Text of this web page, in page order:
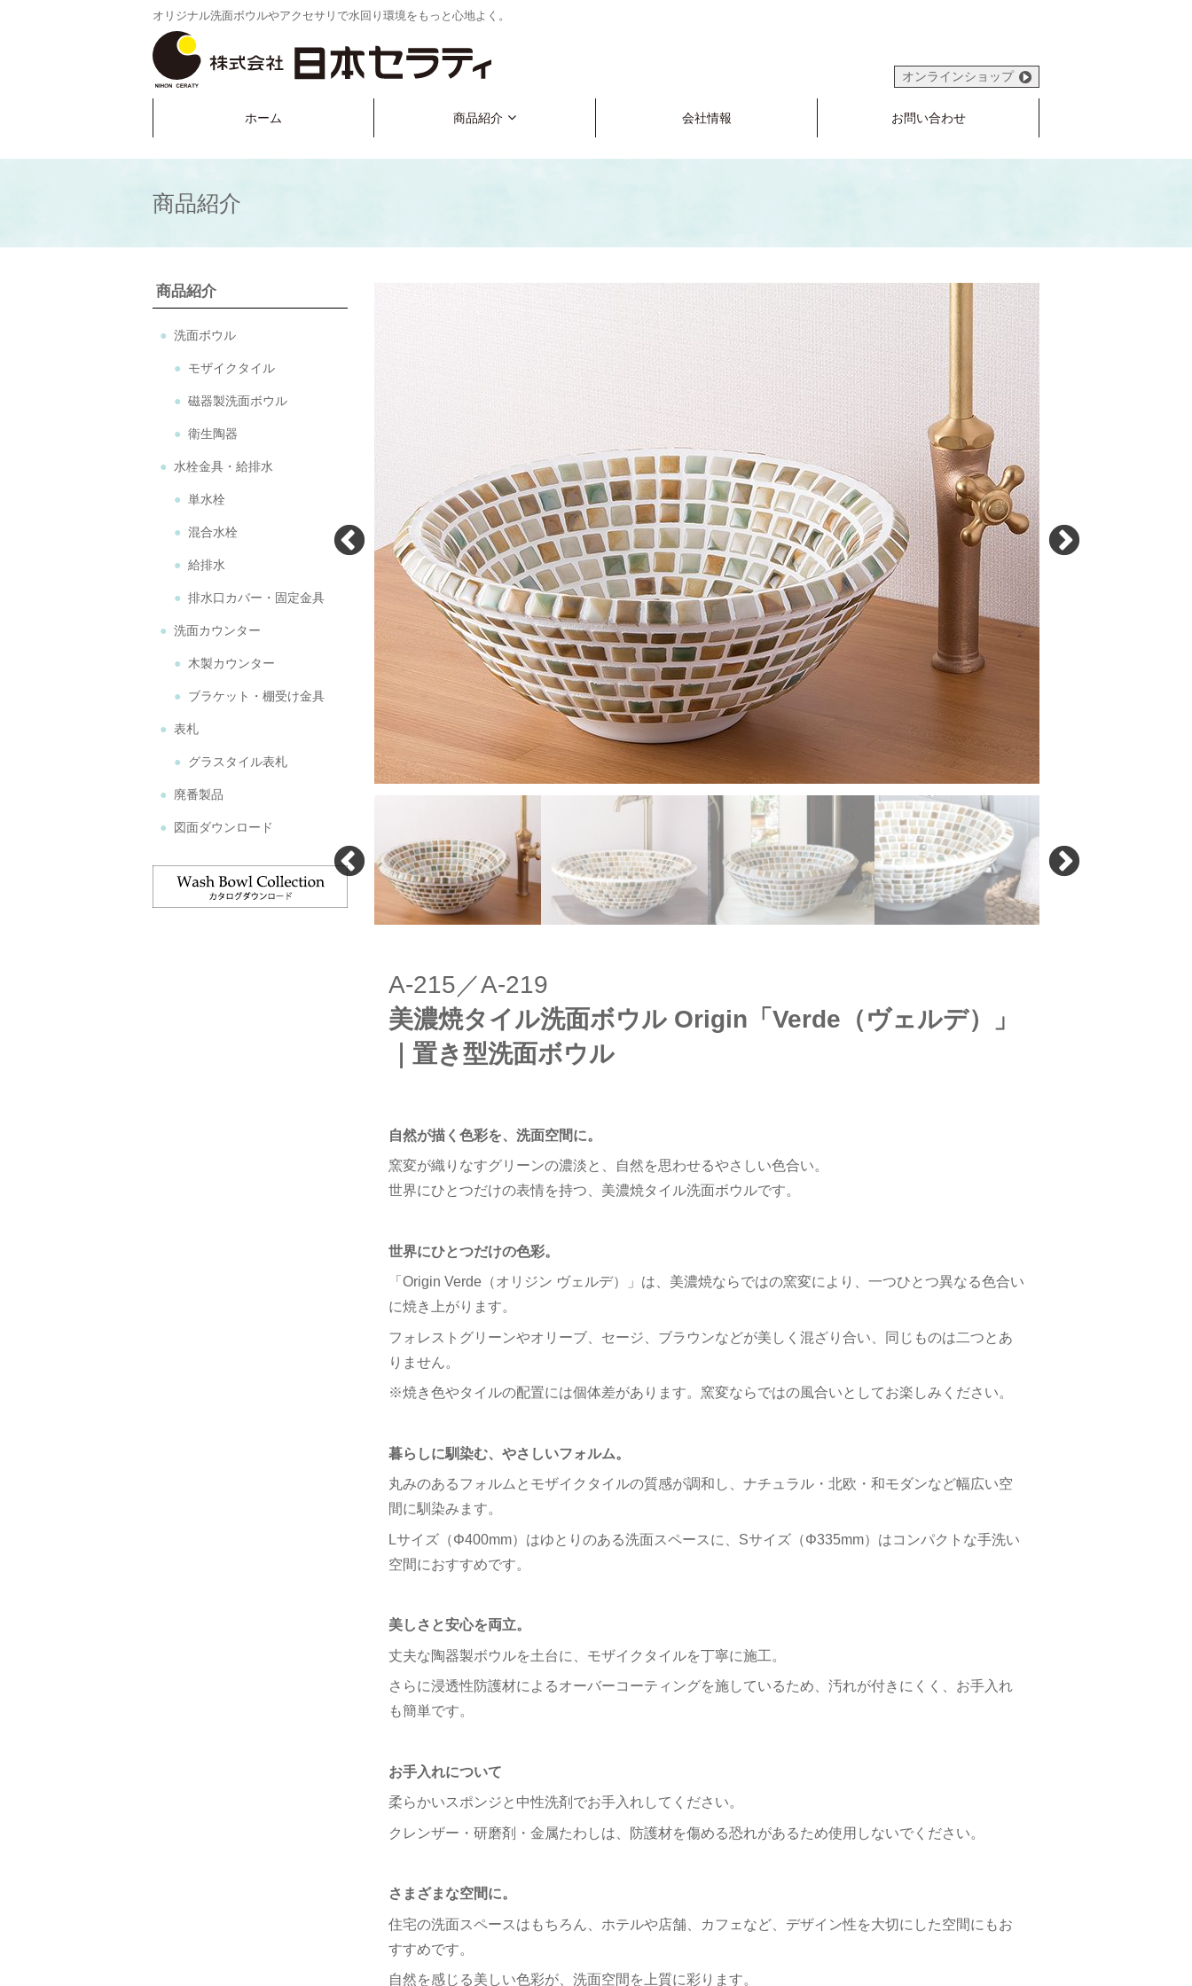
オリジナル洗面ボウルやアクセサリで水回り環境をもっと心地よく。
オンラインショップ
ホーム 商品紹介 会社情報 お問い合わせ
商品紹介
商品紹介
洗面ボウル
モザイクタイル
磁器製洗面ボウル
衛生陶器
水栓金具・給排水
単水栓
混合水栓
給排水
排水口カバー・固定金具
洗面カウンター
木製カウンター
ブラケット・棚受け金具
表札
グラスタイル表札
廃番製品
図面ダウンロード
A-215／A-219
美濃焼タイル洗面ボウル Origin「Verde（ヴェルデ）」
｜置き型洗面ボウル
自然が描く色彩を、洗面空間に。
窯変が織りなすグリーンの濃淡と、自然を思わせるやさしい色合い。
世界にひとつだけの表情を持つ、美濃焼タイル洗面ボウルです。
世界にひとつだけの色彩。
「Origin Verde（オリジン ヴェルデ）」は、美濃焼ならではの窯変により、一つひとつ異なる色合い
に焼き上がります。
フォレストグリーンやオリーブ、セージ、ブラウンなどが美しく混ざり合い、同じものは二つとあ
りません。
※焼き色やタイルの配置には個体差があります。窯変ならではの風合いとしてお楽しみください。
暮らしに馴染む、やさしいフォルム。
丸みのあるフォルムとモザイクタイルの質感が調和し、ナチュラル・北欧・和モダンなど幅広い空
間に馴染みます。
Lサイズ（Φ400mm）はゆとりのある洗面スペースに、Sサイズ（Φ335mm）はコンパクトな手洗い
空間におすすめです。
美しさと安心を両立。
丈夫な陶器製ボウルを土台に、モザイクタイルを丁寧に施工。
さらに浸透性防護材によるオーバーコーティングを施しているため、汚れが付きにくく、お手入れ
も簡単です。
お手入れについて
柔らかいスポンジと中性洗剤でお手入れしてください。
クレンザー・研磨剤・金属たわしは、防護材を傷める恐れがあるため使用しないでください。
さまざまな空間に。
住宅の洗面スペースはもちろん、ホテルや店舗、カフェなど、デザイン性を大切にした空間にもお
すすめです。
自然を感じる美しい色彩が、洗面空間を上質に彩ります。